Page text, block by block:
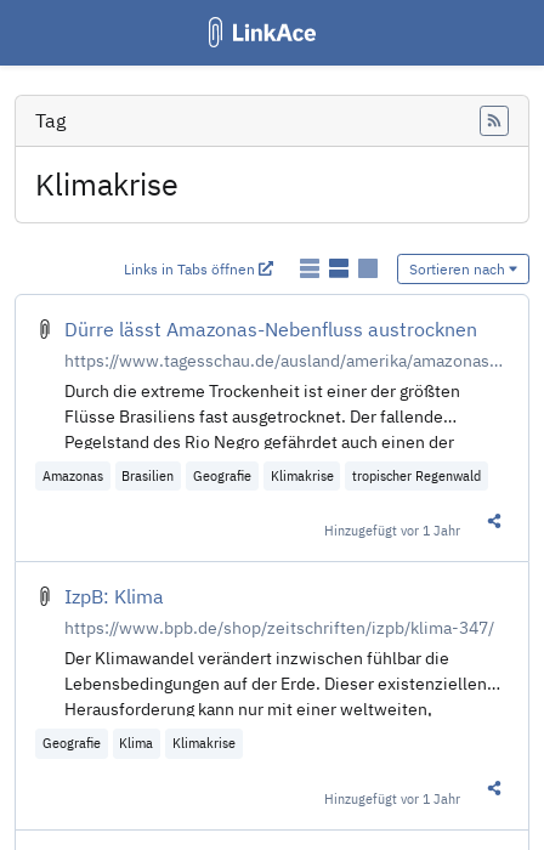
Tag
Klimakrise
Links in Tabs öffnen Sortieren nach
Dürre lässt Amazonas-Nebenfluss austrocknen
https://www.tagesschau.de/ausland/amerika/amazonas-duerre-112.html
Durch die extreme Trockenheit ist einer der größten
Flüsse Brasiliens fast ausgetrocknet. Der fallende
Pegelstand des Rio Negro gefährdet auch einen der
wichtigsten Versorgungs- und Verkehrswege des Landes.
Amazonas Brasilien Geografie Klimakrise tropischer Regenwald
Hinzugefügtvor 1 Jahr
IzpB: Klima
https://www.bpb.de/shop/zeitschriften/izpb/klima-347/
Der Klimawandel verändert inzwischen fühlbar die
Lebensbedingungen auf der Erde. Dieser existenziellen
Herausforderung kann nur mit einer weltweiten,
gemeinschaftlichen Zusammenarbeit begegnet werden.
Geografie Klima Klimakrise
Hinzugefügtvor 1 Jahr